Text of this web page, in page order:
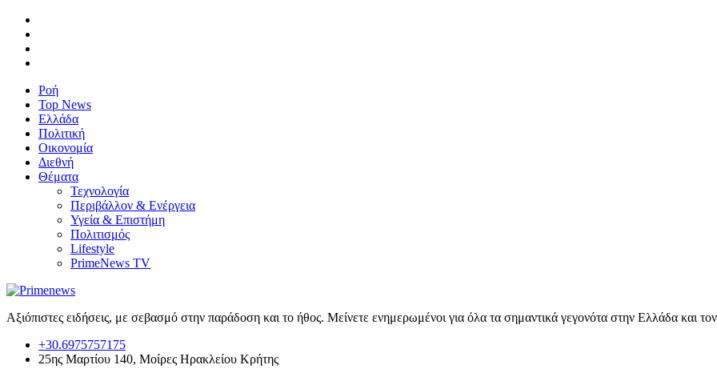
Ροή
Top News
Ελλάδα
Πολιτική
Οικονομία
Διεθνή
Θέματα
Τεχνολογία
Περιβάλλον & Ενέργεια
Υγεία & Επιστήμη
Πολιτισμός
Lifestyle
PrimeNews TV
Αξιόπιστες ειδήσεις, με σεβασμό στην παράδοση και το ήθος. Μείνετε ενημερωμένοι για όλα τα σημαντικά γεγονότα στην Ελλάδα και
+30.6975757175
25ης Μαρτίου 140, Μοίρες Ηρακλείου Κρήτης